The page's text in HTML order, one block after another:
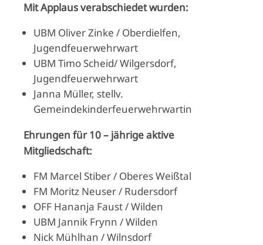
Mit Applaus verabschiedet wurden:
UBM Oliver Zinke / Oberdielfen,
Jugendfeuerwehrwart
UBM Timo Scheid/ Wilgersdorf,
Jugendfeuerwehrwart
Janna Müller, stellv.
Gemeindekinderfeuerwehrwartin
Ehrungen für 10 – jährige aktive
Mitgliedschaft:
FM Marcel Stiber / Oberes Weißtal
FM Moritz Neuser / Rudersdorf
OFF Hananja Faust / Wilden
UBM Jannik Frynn / Wilden
Nick Mühlhan / Wilnsdorf